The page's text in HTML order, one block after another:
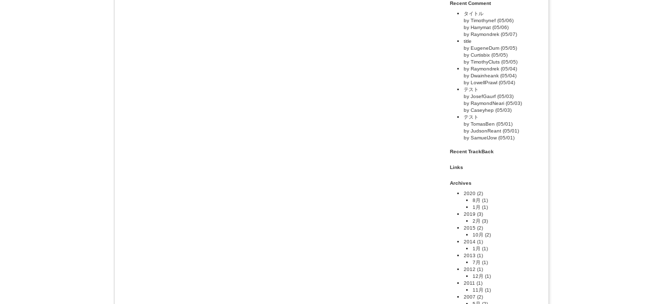
Recent Comment
タイトル
by Timothynef (05/06)
by Harrymat (05/06)
by Raymondrek (05/07)
title
by EugeneDum (05/05)
by Curtisbix (05/05)
by TimothyCluts (05/05)
by Raymondrek (05/04)
by Dwainheank (05/04)
by LowellPrawl (05/04)
テスト
by JosefGaurf (05/03)
by RaymondNeari (05/03)
by Caseyhep (05/03)
テスト
by TomasBen (05/01)
by JudsonReant (05/01)
by SamuelJow (05/01)
Recent TrackBack
Links
Archives
2020 (2)
8月 (1)
1月 (1)
2019 (3)
2月 (3)
2015 (2)
10月 (2)
2014 (1)
1月 (1)
2013 (1)
7月 (1)
2012 (1)
12月 (1)
2011 (1)
11月 (1)
2007 (2)